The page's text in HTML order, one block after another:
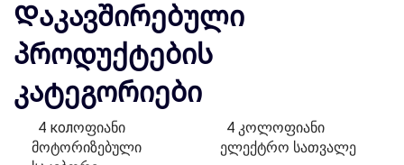
Დაკავშირებული
პროდუქტების
კატეგორიები
4 колოფიანი
მოტორიზებული
4 კოლოფიანი
ელექტრო სათვალე